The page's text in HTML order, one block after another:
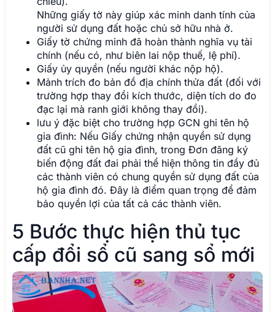
Những giấy tờ này giúp xác minh danh tính của
người sử dụng đất hoặc chủ sở hữu nhà ở.
Giấy tờ chứng minh đã hoàn thành nghĩa vụ tài
chính (nếu có, như biên lai nộp thuế, lệ phí).
Giấy ủy quyền (nếu người khác nộp hộ).
Mảnh trích đo bản đồ địa chính thửa đất (đối với
trường hợp thay đổi kích thước, diện tích do đo
đạc lại mà ranh giới không thay đổi).
lưu ý đặc biệt cho trường hợp GCN ghi tên hộ
gia đình: Nếu Giấy chứng nhận quyền sử dụng
đất cũ ghi tên hộ gia đình, trong Đơn đăng ký
biến động đất đai phải thể hiện thông tin đầy đủ
các thành viên có chung quyền sử dụng đất của
hộ gia đình đó. Đây là điểm quan trọng để đảm
bảo quyền lợi của tất cả các thành viên.
5 Bước thực hiện thủ tục
cấp đổi sổ cũ sang sổ mới